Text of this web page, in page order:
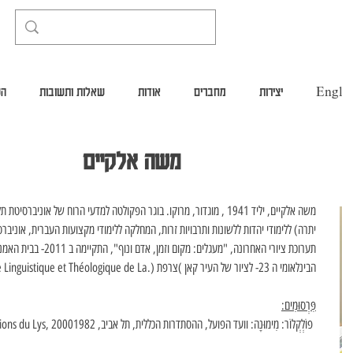
יצירות מחברים אודות שאלות ותשובות
משה אלקיים
יתרה) ללימודי יהדות ללשונות ותרבויות זרות, המחלקה ללימודי מקצועות העברית,
הבינלאומי ה 23- לציור של העיר קאן )צרפת (.Une Étude Linguistique et Théologique de La
פִּרְסוּמִים: